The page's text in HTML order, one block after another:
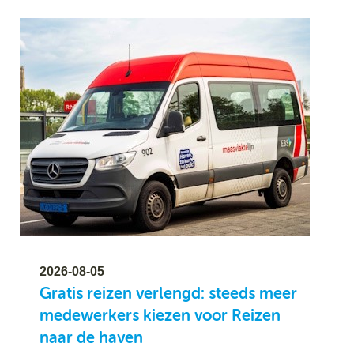
2026-08-05
Gratis reizen verlengd: steeds meer
medewerkers kiezen voor Reizen
naar de haven